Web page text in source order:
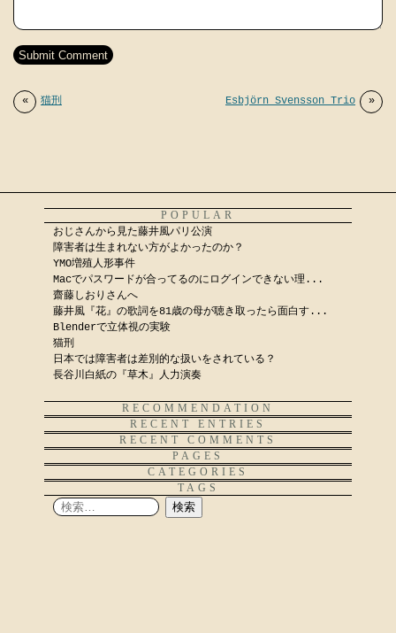
« 猫刑 Esbjörn Svensson Trio »
POPULAR
おじさんから見た藤井風パリ公演
障害者は生まれない方がよかったのか？
YMO増殖人形事件
Macでパスワードが合ってるのにログインできない理...
齋藤しおりさんへ
藤井風『花』の歌詞を81歳の母が聴き取ったら面白す...
Blenderで立体視の実験
猫刑
日本では障害者は差別的な扱いをされている？
長谷川白紙の『草木』人力演奏
RECOMMENDATION
RECENT ENTRIES
RECENT COMMENTS
PAGES
CATEGORIES
TAGS